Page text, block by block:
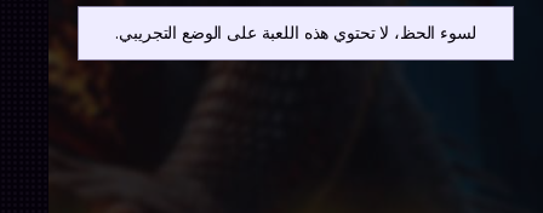
لسوء الحظ، لا تحتوي هذه اللعبة على الوضع التجريبي.